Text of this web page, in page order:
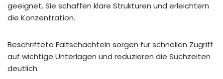
geeignet. Sie schaffen klare Strukturen und erleichtern
die Konzentration.
Beschriftete Faltschachteln sorgen für schnellen Zugriff
auf wichtige Unterlagen und reduzieren die Suchzeiten
deutlich.